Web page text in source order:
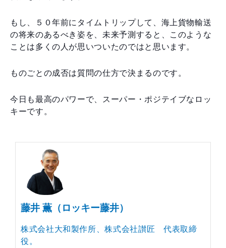
もし、５０年前にタイムトリップして、海上貨物輸送
の将来のあるべき姿を、未来予測すると、このような
ことは多くの人が思いついたのではと思います。
ものごとの成否は質問の仕方で決まるのです。
今日も最高のパワーで、スーパー・ポジテイブなロッ
キーです。
藤井 薫（ロッキー藤井）
株式会社大和製作所、株式会社讃匠 代表取締
役。